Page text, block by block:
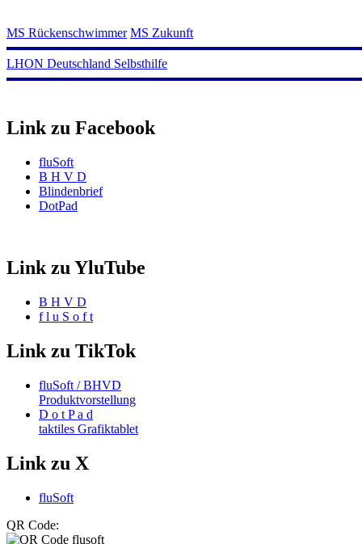
MS Rückenschwimmer MS Zukunft
LHON Deutschland Selbsthilfe
Link zu Facebook
fluSoft
B H V D
Blindenbrief
DotPad
Link zu YluTube
B H V D
f l u S o f t
Link zu TikTok
fluSoft / BHVD
Produktvorstellung
D o t P a d
taktiles Grafiktablet
Link zu X
fluSoft
QR Code: